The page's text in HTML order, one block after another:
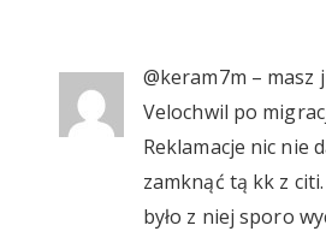
@keram7m – masz
Velochwil po
Reklamacje nic nie
zamknąć tą kk z
było z niej sporo